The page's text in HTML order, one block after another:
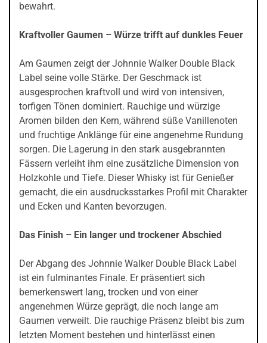
bewahrt.
Kraftvoller Gaumen – Würze trifft auf dunkles Feuer
Am Gaumen zeigt der Johnnie Walker Double Black
Label seine volle Stärke. Der Geschmack ist
ausgesprochen kraftvoll und wird von intensiven,
torfigen Tönen dominiert. Rauchige und würzige
Aromen bilden den Kern, während süße Vanillenoten
und fruchtige Anklänge für eine angenehme Rundung
sorgen. Die Lagerung in den stark ausgebrannten
Fässern verleiht ihm eine zusätzliche Dimension von
Holzkohle und Tiefe. Dieser Whisky ist für Genießer
gemacht, die ein ausdrucksstarkes Profil mit Charakter
und Ecken und Kanten bevorzugen.
Das Finish – Ein langer und trockener Abschied
Der Abgang des Johnnie Walker Double Black Label
ist ein fulminantes Finale. Er präsentiert sich
bemerkenswert lang, trocken und von einer
angenehmen Würze geprägt, die noch lange am
Gaumen verweilt. Die rauchige Präsenz bleibt bis zum
letzten Moment bestehen und hinterlässt einen